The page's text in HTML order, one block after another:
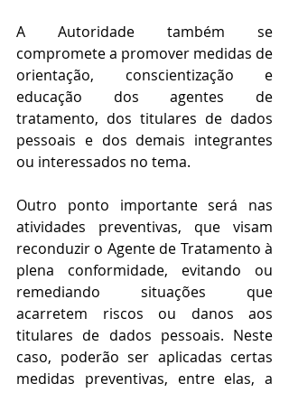
A Autoridade também se
compromete a promover medidas de
orientação, conscientização e
educação dos agentes de
tratamento, dos titulares de dados
pessoais e dos demais integrantes
ou interessados no tema.
Outro ponto importante será nas
atividades preventivas, que visam
reconduzir o Agente de Tratamento à
plena conformidade, evitando ou
remediando situações que
acarretem riscos ou danos aos
titulares de dados pessoais. Neste
caso, poderão ser aplicadas certas
medidas preventivas, entre elas, a